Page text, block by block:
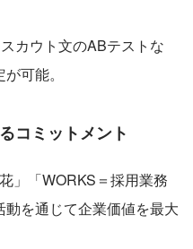
カウト文のABテストな
可能。
コミットメント
」「WORKS＝採用業務
を通じて企業価値を最大